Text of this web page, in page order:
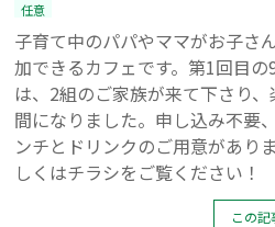
任意
子育て中のパパやママがお子さ
加できるカフェです。第1回目の
は、2組のご家族が来て下さり
間になりました。申し込み不要
ンチとドリンクのご用意があり
しくはチラシをご覧ください！
この記